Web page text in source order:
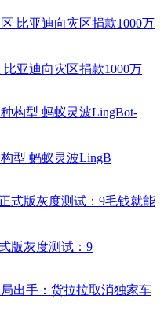
亚迪向灾区捐款1000万
型 蚂蚁灵波LingB
版灰度测试：9